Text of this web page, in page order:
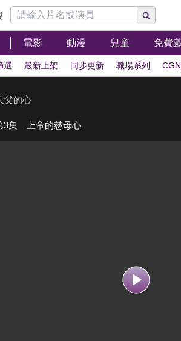
電影 動漫 兒童 免費
選 最新上架 同步更新 職場系列
父的心
3集 上帝的慈母心